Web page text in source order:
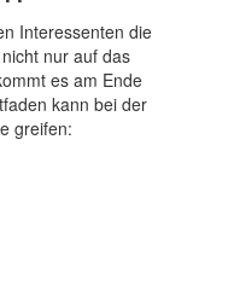
Interessenten die
nur auf das
es am Ende
kann bei der
greifen: